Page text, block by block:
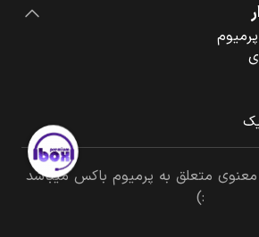
متعلق به پرمیوم باکس میباشد
:)